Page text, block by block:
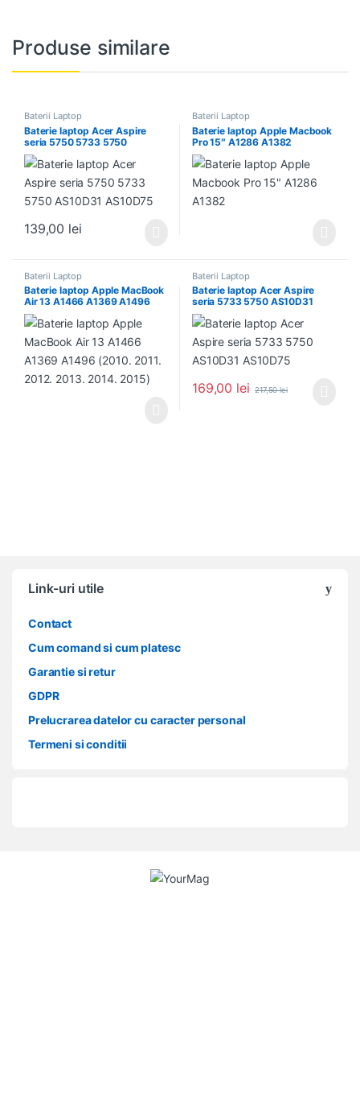
Produse similare
Baterii Laptop
Baterie laptop Acer Aspire
seria 5750 5733 5750
AS10D31 AS10D75
139,00 lei
Baterii Laptop
Baterie laptop Apple Macbook
Pro 15″ A1286 A1382
Baterii Laptop
Baterie laptop Apple MacBook
Air 13 A1466 A1369 A1496
(2010. 2011. 2012. 2013.
2014. 2015)
Baterii Laptop
Baterie laptop Acer Aspire
seria 5733 5750 AS10D31
AS10D75
169,00 lei 217,50lei
Link-uri utile
Contact
Cum comand si cum platesc
Garantie si retur
GDPR
Prelucrarea datelor cu caracter personal
Termeni si conditii